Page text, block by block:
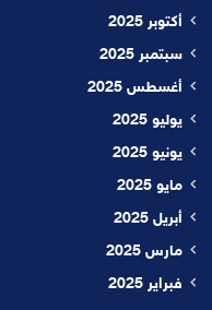
أكتوبر 2025
سبتمبر 2025
أغسطس 2025
يوليو 2025
يونيو 2025
مايو 2025
أبريل 2025
مارس 2025
فبراير 2025